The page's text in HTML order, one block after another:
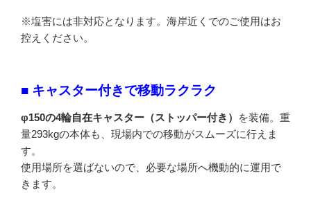
※塩害には非対応となります。海岸近くでのご使用はお
控えください。
■ キャスター付きで移動ラクラク
φ150の4輪自在キャスター（ストッパー付き）
を装備。重
量293kgの本体も、現場内での移動がスムーズに行えま
す。
使用場所を選ばないので、必要な場所へ機動的に運用で
きます。